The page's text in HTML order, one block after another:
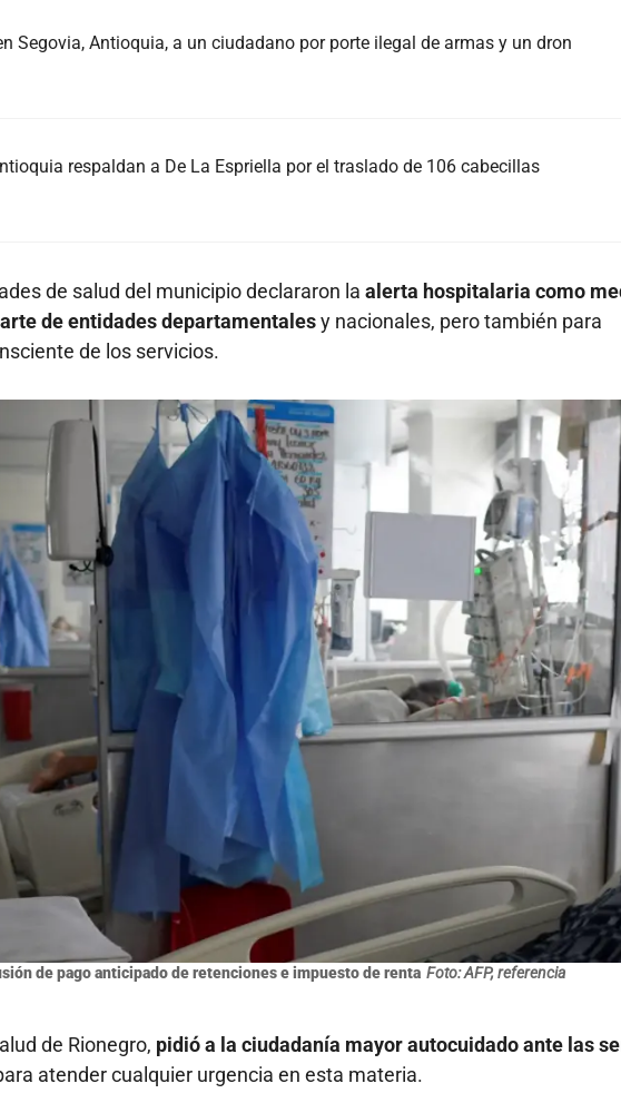
Segovia, Antioquia, a un ciudadano por porte ilegal de armas y un dron
respaldan a De La Espriella por el traslado de 106 cabecillas
de salud del municipio declararon la alerta hospitalaria como
de entidades departamentalesy nacionales, pero también para
de los servicios.
de pago anticipado de retenciones e impuesto de renta Foto: AFP, referencia
de Rionegro, pidió a la ciudadanía mayor autocuidado ante las
atender cualquier urgencia en esta materia.